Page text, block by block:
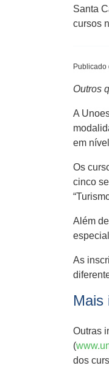
Santa
cursos
Publicado
Outros
A
em
Os
cinco
Além
As
Mais
Outras
(
dos